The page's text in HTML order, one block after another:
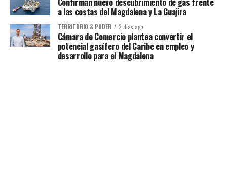
a las costas del Magdalena y La Guajira
TERRITORIO & PODER 2 días ago
Cámara de Comercio plantea convertir el
potencial gasífero del Caribe en empleo y
desarrollo para el Magdalena